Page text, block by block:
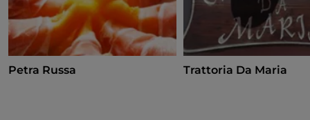
Petra Russa Trattoria Da Maria